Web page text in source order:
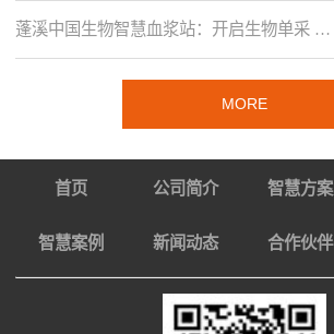
蓬溪中国生物智慧血浆站：开启生物单采 …
MORE
首页 公司简介 智慧方案
智慧案例 新闻动态 合作伙伴